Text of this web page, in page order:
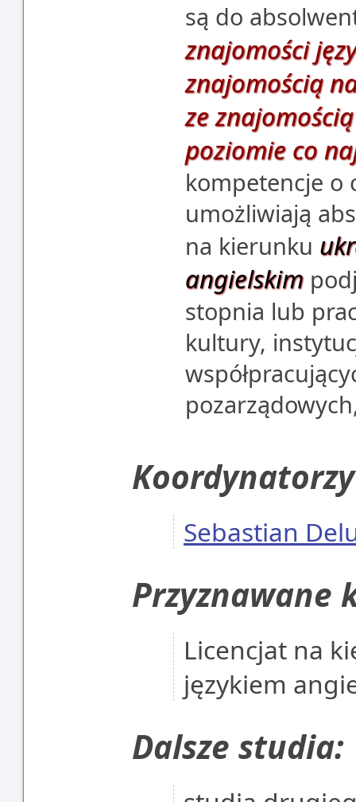
są do
znajomości
znajomością
ze
poziomie co
kompetencje o
umożliwiają
na kierunku
angielskim
stopnia lub
kultury,
Koordynatorzy
Sebastian
Przyznawane
Licencjat na
językiem
Dalsze studia: